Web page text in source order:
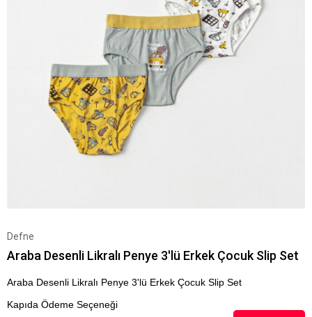
Defne
Araba Desenli Likralı Penye 3'lü Erkek Çocuk Slip Set
Araba Desenli Likralı Penye 3'lü Erkek Çocuk Slip Set
Kapıda Ödeme Seçeneği